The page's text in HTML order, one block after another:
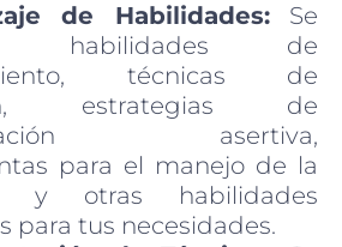
de Habilidades:Se
habilidades de
técnicas de
estrategias de
asertiva,
para el manejo de la
y otras habilidades
para tus necesidades.